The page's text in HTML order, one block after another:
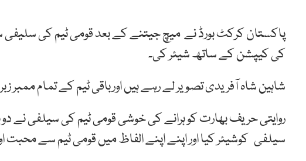
پاکستان کرکٹ بورڈ نے میچ جیتنے کے بعد قومی ٹیم کی سلیفی
کی کیپشن کے ساتھ شیئر کی۔
شاہین شاہ آفریدی تصویر لے رہے ہیں اورباقی ٹیم کے تمام ممبر
روایتی حریف بھارت کو ہرانے کی خوشی قومی ٹیم کی سیلفی نے
سیلفی کوشیئر کیا اور اپنے اپنے الفاظ میں قومی ٹیم سے محبت